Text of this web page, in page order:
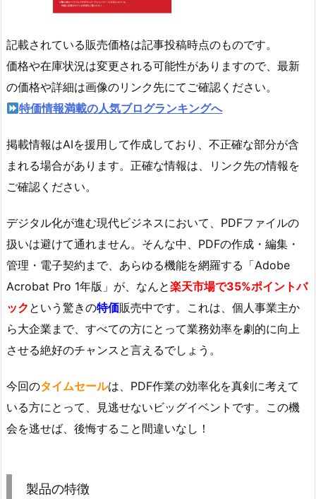
記載されている販売価格は記事投稿時点のものです。
価格や在庫状況は変更される可能性がありますので、最新
の価格や詳細は画像のリンク先にてご確認ください。
特価情報満載の人気ブログランキングへ
掲載情報はAIを援用して作成しており、不正確な部分が含
まれる場合があります。正確な情報は、リンク先の情報を
ご確認ください。
デジタル化が進む現代ビジネスにおいて、PDFファイルの
扱いは避けて通れません。そんな中、PDFの作成・編集・
管理・電子契約まで、あらゆる機能を網羅する「Adobe
Acrobat Pro 1年版」が、なんと楽天市場で35%ポイントバ
ック という驚きの特価販売中です。これは、個人事業主か
ら大企業まで、すべての方にとって業務効率を劇的に向上
させる絶好のチャンスと言えるでしょう。
今回のタイムセールは、PDF作業の効率化を真剣に考えて
いる方にとって、見逃せないビッグイベントです。この機
会を逃せば、後悔すること間違いなし！
製品の特徴